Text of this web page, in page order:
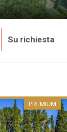
Su richiesta
PREMIUM